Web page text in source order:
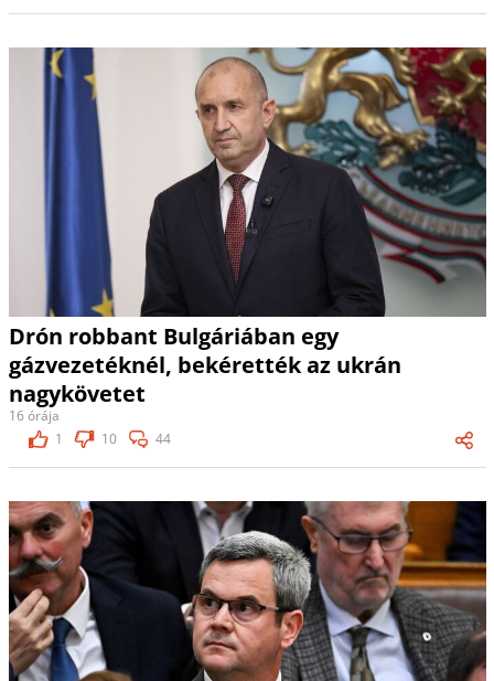
Drón robbant Bulgáriában egy
gázvezetéknél, bekérették az ukrán
nagykövetet
16 órája
1
10 44